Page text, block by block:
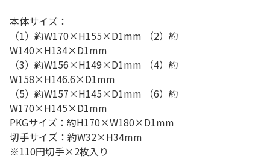
本体サイズ：
（1）約W170×H155×D1mm （2）約
W140×H134×D1mm
（3）約W156×H149×D1mm （4）約
W158×H146.6×D1mm
（5）約W157×H145×D1mm （6）約
W170×H145×D1mm
PKGサイズ：約H170×W180×D1mm
切手サイズ：約W32×H34mm
※110円切手×2枚入り